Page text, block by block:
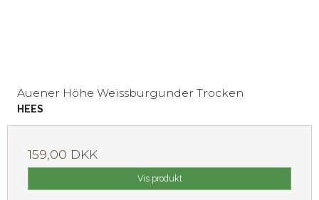
Auener Höhe Weissburgunder Trocken
HEES
159,00 DKK
Vis produkt